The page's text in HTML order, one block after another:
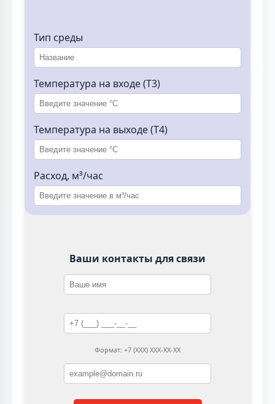
Тип среды
Температура на входе (T3)
Температура на выходе (T4)
Расход, м³/час
Ваши контакты для связи
Формат: +7 (XXX) XXX-XX-XX